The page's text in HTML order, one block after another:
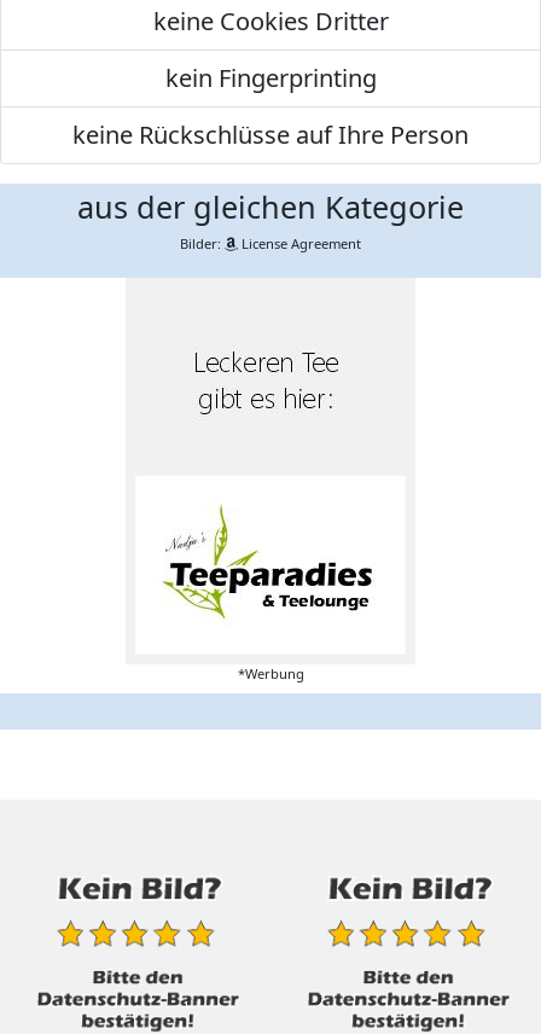
keine Cookies Dritter
kein Fingerprinting
keine Rückschlüsse auf Ihre Person
aus der gleichen Kategorie
Bilder: License Agreement
*Werbung